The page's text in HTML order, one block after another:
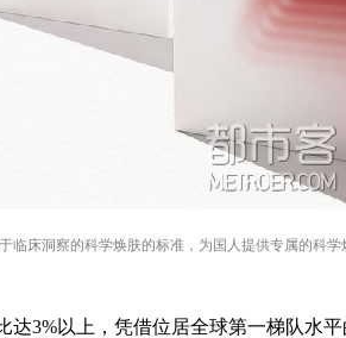
临床洞察的科学焕肤的标准，为国人提供专属的科学
3%以上，凭借位居全球第一梯队水